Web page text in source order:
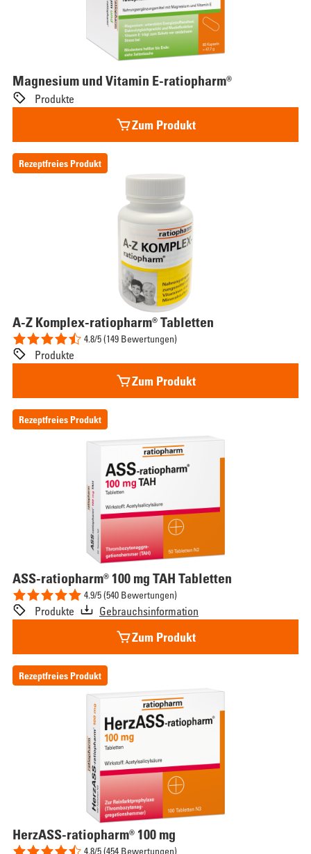
Magnesium und Vitamin E-ratiopharm®
Produkte
Zum Produkt
Rezeptfreies Produkt
A-Z Komplex-ratiopharm® Tabletten
4.8/5 (149 Bewertungen)
Produkte
Zum Produkt
Rezeptfreies Produkt
ASS-ratiopharm® 100 mg TAH Tabletten
4.9/5 (540 Bewertungen)
Produkte Gebrauchsinformation
Zum Produkt
Rezeptfreies Produkt
HerzASS-ratiopharm® 100 mg
4.8/5 (454 Bewertungen)